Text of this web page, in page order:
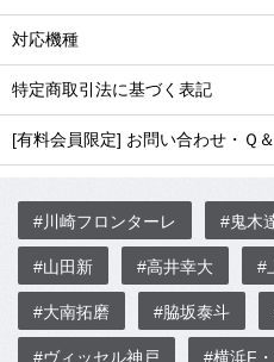
対応機種
特定商取引法に基づく表記
[有料会員限定] お問い合わせ・Ｑ
#川崎フロンターレ #鬼木
#山田新 #高井幸大 #
#大南拓磨 #脇坂泰斗
#ヴィッセル神戸 #横浜F